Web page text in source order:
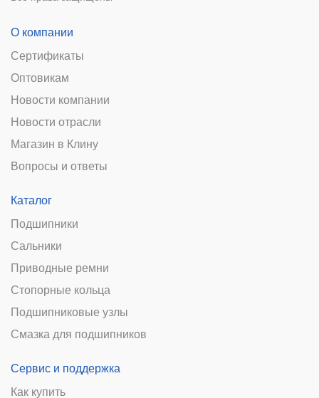
О компании
Сертификаты
Оптовикам
Новости компании
Новости отрасли
Магазин в Клину
Вопросы и ответы
Каталог
Подшипники
Сальники
Приводные ремни
Стопорные кольца
Подшипниковые узлы
Смазка для подшипников
Сервис и поддержка
Как купить